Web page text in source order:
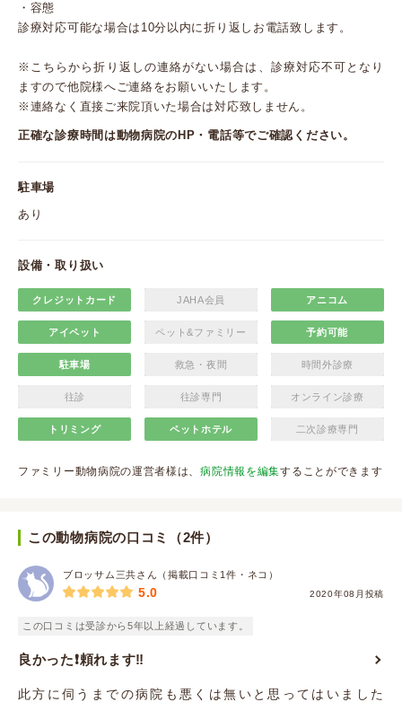
・容態
診療対応可能な場合は10分以内に折り返しお電話致します。
※こちらから折り返しの連絡がない場合は、診療対応不可となり
ますので他院様へご連絡をお願いいたします。
※連絡なく直接ご来院頂いた場合は対応致しません。
正確な診療時間は動物病院のHP・電話等でご確認ください。
駐車場
あり
設備・取り扱い
クレジットカード JAHA会員 アニコム
アイペット ペット&ファミリー 予約可能
駐車場 救急・夜間 時間外診療
往診 往診専門 オンライン診療
トリミング ペットホテル 二次診療専門
ファミリー動物病院の運営者様は、病院情報を編集することができます
この動物病院の口コミ（2件）
ブロッサム三共さん（掲載口コミ1件・ネコ）
2020年08月投稿
5.0
この口コミは受診から5年以上経過しています。
良かった❗️頼れます‼️
此方に伺うまでの病院も悪くは無いと思ってはいました